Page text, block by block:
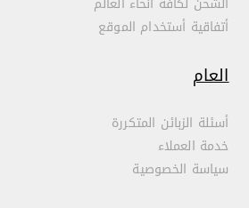
أتفاقية أستخدام الموقع
العام
أسئلة الزبائن المتكررة
خدمة العملاء
سياسة الخصوصية